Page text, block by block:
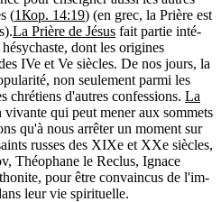
(1Кор. 14:19) (en grec, la Prière est
La Prière de Jésus fait par­tie inté­
dont les ori­gines
IVe et Ve siècles. De nos jours, la
non seule­ment parmi les
chré­tiens d'autres confes­sions. La
vivante qui peut mener aux som­mets
qu'à nous arrê­ter un moment sur
russes des XIXe et XXe siècles,
Théo­phane le Reclus, Ignace
pour être convain­cus de l'im­
leur vie spi­ri­tuelle.